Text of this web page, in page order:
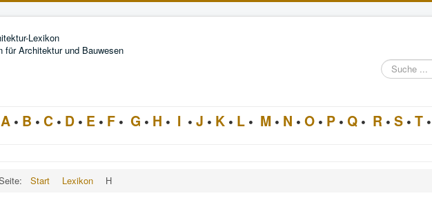
für Architektur und Bauwesen
Suche
im
A • B • C • D • E • F • G • H • I • J • K • L • M • N • O • P • Q • R • S • T •
Start Lexikon H